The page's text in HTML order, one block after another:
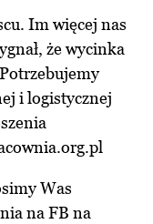
Im więcej nas
że wycinka
i logistycznej
Was
na FB na